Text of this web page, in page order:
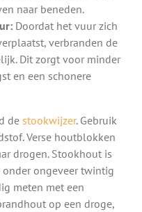
naar beneden.
Doordat het vuur zich
verbranden de
Dit zorgt voor minder
en een schonere
de stookwijzer. Gebruik
Verse houtblokken
drogen. Stookhout is
ongeveer twintig
meten met een
op een droge,